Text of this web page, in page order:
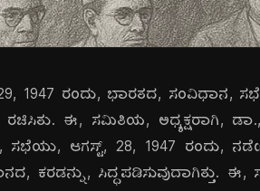
1947 ರಂದು, ಭಾರತದ, ಸಂವಿಧಾನ,
ರಚಿಸಿತು. ಈ, ಸಮಿತಿಯ, ಅಧ್ಯಕ್ಷರಾಗಿ,
ಸಭೆಯು, ಆಗಸ್ಟ್, 28, 1947 ರಂದು,
ಕರಡನ್ನು, ಸಿದ್ಧಪಡಿಸುವುದಾಗಿತ್ತು.